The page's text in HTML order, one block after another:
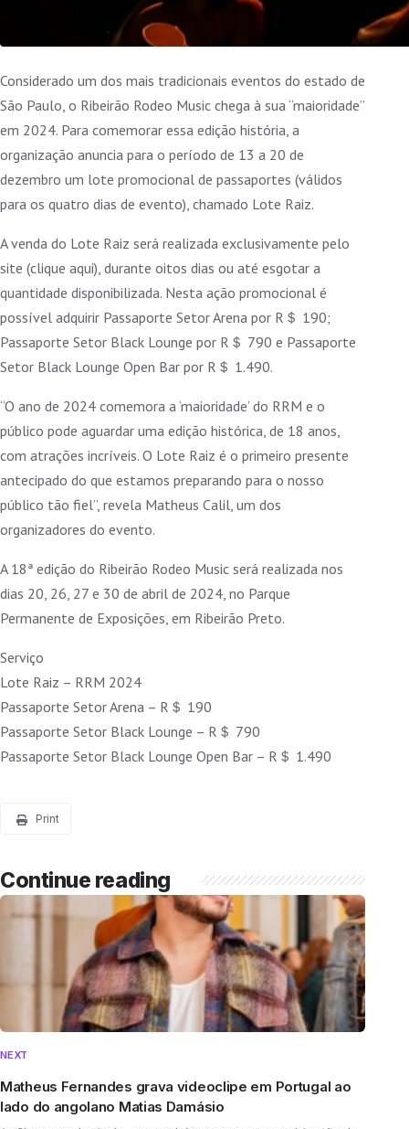
Considerado um dos mais tradicionais eventos do estado de
São Paulo, o Ribeirão Rodeo Music chega à sua “maioridade”
em 2024. Para comemorar essa edição história, a
organização anuncia para o período de 13 a 20 de
dezembro um lote promocional de passaportes (válidos
para os quatro dias de evento), chamado Lote Raiz.
A venda do Lote Raiz será realizada exclusivamente pelo
site (clique aqui), durante oitos dias ou até esgotar a
quantidade disponibilizada. Nesta ação promocional é
possível adquirir Passaporte Setor Arena por R＄ 190;
Passaporte Setor Black Lounge por R＄ 790 e Passaporte
Setor Black Lounge Open Bar por R＄ 1.490.
“O ano de 2024 comemora a ‘maioridade’ do RRM e o
público pode aguardar uma edição histórica, de 18 anos,
com atrações incríveis. O Lote Raiz é o primeiro presente
antecipado do que estamos preparando para o nosso
público tão fiel”, revela Matheus Calil, um dos
organizadores do evento.
A 18ª edição do Ribeirão Rodeo Music será realizada nos
dias 20, 26, 27 e 30 de abril de 2024, no Parque
Permanente de Exposições, em Ribeirão Preto.
Serviço
Lote Raiz – RRM 2024
Passaporte Setor Arena – R＄ 190
Passaporte Setor Black Lounge – R＄ 790
Passaporte Setor Black Lounge Open Bar – R＄ 1.490
Print
Continue reading
NEXT
Matheus Fernandes grava videoclipe em Portugal ao
lado do angolano Matias Damásio